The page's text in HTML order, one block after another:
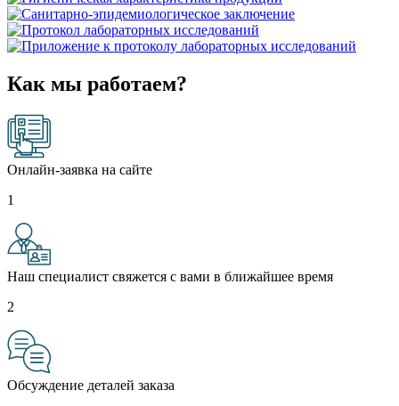
Как мы работаем?
Онлайн-заявка на сайте
1
Наш специалист свяжется с вами в ближайшее время
2
Обсуждение деталей заказа